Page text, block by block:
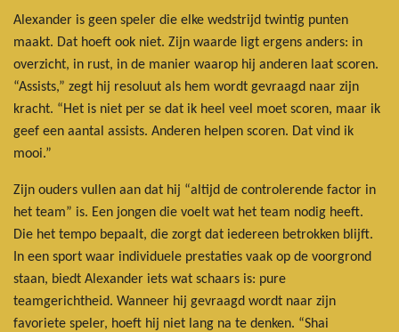
Alexander is geen speler die elke wedstrijd twintig punten
maakt. Dat hoeft ook niet. Zijn waarde ligt ergens anders: in
overzicht, in rust, in de manier waarop hij anderen laat scoren.
“Assists,” zegt hij resoluut als hem wordt gevraagd naar zijn
kracht. “Het is niet per se dat ik heel veel moet scoren, maar ik
geef een aantal assists. Anderen helpen scoren. Dat vind ik
mooi.”
Zijn ouders vullen aan dat hij “altijd de controlerende factor in
het team” is. Een jongen die voelt wat het team nodig heeft.
Die het tempo bepaalt, die zorgt dat iedereen betrokken blijft.
In een sport waar individuele prestaties vaak op de voorgrond
staan, biedt Alexander iets wat schaars is: pure
teamgerichtheid. Wanneer hij gevraagd wordt naar zijn
favoriete speler, hoeft hij niet lang na te denken. “Shai